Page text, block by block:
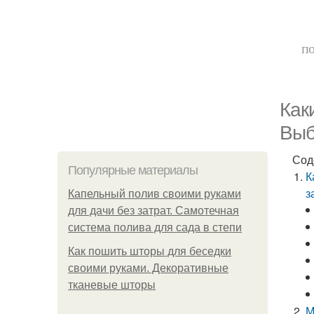
Популярные материалы
Капельный полив своими руками
для дачи без затрат. Самотечная
система полива для сада в степи
Как пошить шторы для беседки
своими руками. Декоративные
тканевые шторы